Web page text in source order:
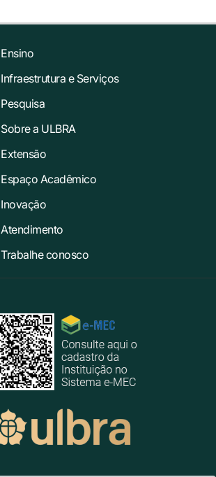
Ensino
Infraestrutura e Serviços
Pesquisa
Sobre a ULBRA
Extensão
Espaço Acadêmico
Inovação
Atendimento
Trabalhe conosco